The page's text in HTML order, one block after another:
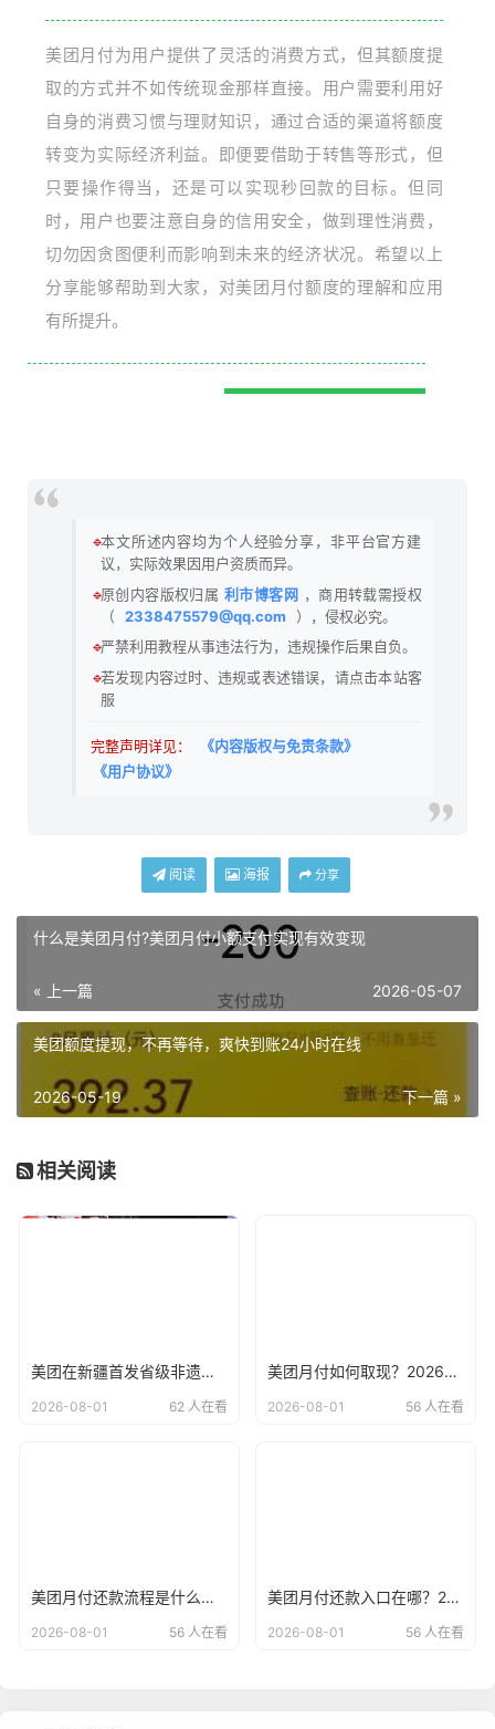
美团月付为用户提供了灵活的消费方式，但其额度提
取的方式并不如传统现金那样直接。用户需要利用好
自身的消费习惯与理财知识，通过合适的渠道将额度
转变为实际经济利益。即便要借助于转售等形式，但
只要操作得当，还是可以实现秒回款的目标。但同
时，用户也要注意自身的信用安全，做到理性消费，
切勿因贪图便利而影响到未来的经济状况。希望以上
分享能够帮助到大家，对美团月付额度的理解和应用
有所提升。
🔹本文所述内容均为个人经验分享，非平台官方建
议，实际效果因用户资质而异。
🔹原创内容版权归属 利市博客网 ，商用转载需授权
（
2338475579@qq.com
），侵权必究。
🔹严禁利用教程从事违法行为，违规操作后果自负。
🔹若发现内容过时、违规或表述错误，请点击本站客
服
完整声明详见：
《内容版权与免责条款》
《用户协议》
阅读 海报 分享
什么是美团月付?美团月付小额支付实现有效变现
« 上一篇 2026-05-07
美团额度提现，不再等待，爽快到账24小时在线
下一篇 »
2026-05-19
相关阅读
美团在新疆首发省级非遗美食榜单！
2026-08-01 62 人在看
美团月付如何取现？2026年最新美团月付使用说明
2026-08-01 56 人在看
美团月付还款流程是什么？2026年最新美团月付开通方法
2026-08-01 56 人在看
美团月付还款入口在哪？2026年最新美团月付在哪里进行还款
2026-08-01 56 人在看